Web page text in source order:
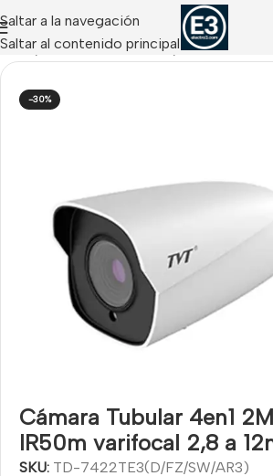
Saltar a la navegación
Saltar al contenido principal
Inicio CCTV ANALÓGICO/Cámaras
-30%
Cámara Tubular 4en1
IR50m varifocal 2,8 a
SKU: TD-7422TE3(D/FZ/SW/AR3)